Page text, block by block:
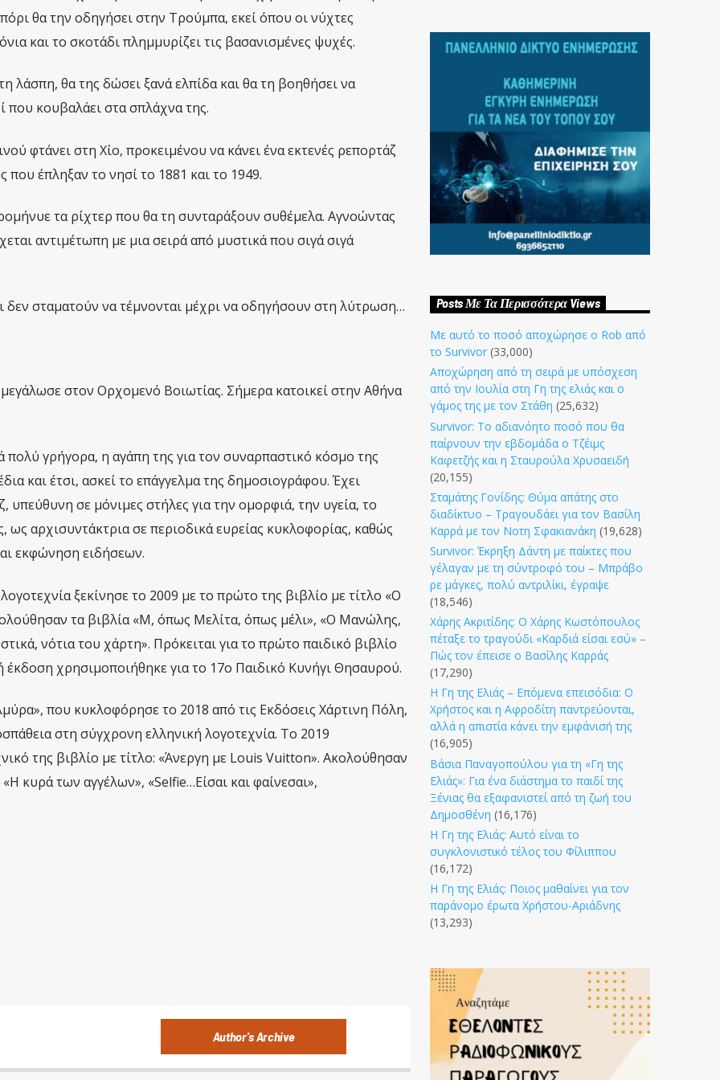
θα την οδηγήσει στην Τρούμπα, εκεί όπου οι νύχτες
και το σκοτάδι πλημμυρίζει τις βασανισμένες ψυχές.
λάσπη, θα της δώσει ξανά ελπίδα και θα τη βοηθήσει να
που κουβαλάει στα σπλάχνα της.
φτάνει στη Χίο, προκειμένου να κάνει ένα εκτενές ρεπορτάζ
που έπληξαν το νησί το 1881 και το 1949.
τα ρίχτερ που θα τη συνταράξουν συθέμελα. Αγνοώντας
αντιμέτωπη με μια σειρά από μυστικά που σιγά σιγά
δεν σταματούν να τέμνονται μέχρι να οδηγήσουν στη λύτρωση…
στον Ορχομενό Βοιωτίας. Σήμερα κατοικεί στην Αθήνα
πολύ γρήγορα, η αγάπη της για τον συναρπαστικό κόσμο της
και έτσι, ασκεί το επάγγελμα της δημοσιογράφου. Έχει
υπεύθυνη σε μόνιμες στήλες για την ομορφιά, την υγεία, το
ως αρχισυντάκτρια σε περιοδικά ευρείας κυκλοφορίας, καθώς
εκφώνηση ειδήσεων.
ξεκίνησε το 2009 με το πρώτο της βιβλίο με τίτλο «Ο
τα βιβλία «Μ, όπως Μελίτα, όπως μέλι», «Ο Μανώλης,
νότια του χάρτη». Πρόκειται για το πρώτο παιδικό βιβλίο
έκδοση χρησιμοποιήθηκε για το 17ο Παιδικό Κυνήγι Θησαυρού.
που κυκλοφόρησε το 2018 από τις Εκδόσεις Χάρτινη Πόλη,
στη σύγχρονη ελληνική λογοτεχνία. Το 2019
της βιβλίο με τίτλο: «Άνεργη με Louis Vuitton». Ακολούθησαν
κυρά των αγγέλων», «Selfie…Είσαι και φαίνεσαι»,
Author's Archive
Posts Με Τα Περισσότερα Views
Με αυτό το ποσό αποχώρησε ο Rob από
το Survivor (33,000)
Αποχώρηση από τη σειρά με υπόσχεση
από την Ιουλία στη Γη της ελιάς και ο
γάμος της με τον Στάθη (25,632)
Survivor: Το αδιανόητο ποσό που θα
παίρνουν την εβδομάδα ο Τζέιμς
Καφετζής και η Σταυρούλα Χρυσαειδή
(20,155)
Σταμάτης Γονίδης: Θύμα απάτης στο
διαδίκτυο – Τραγουδάει για τον Βασίλη
Καρρά με τον Νοτη Σφακιανάκη (19,628)
Survivor: Έκρηξη Δάντη με παίκτες που
γέλαγαν με τη σύντροφό του – Μπράβο
ρε μάγκες, πολύ αντριλίκι, έγραψε
(18,546)
Χάρης Ακριτίδης: Ο Χάρης Κωστόπουλος
πέταξε το τραγούδι «Καρδιά είσαι εσύ» –
Πώς τον έπεισε ο Βασίλης Καρράς
(17,290)
Η Γη της Ελιάς – Επόμενα επεισόδια: Ο
Χρήστος και η Αφροδίτη παντρεύονται,
αλλά η απιστία κάνει την εμφάνισή της
(16,905)
Βάσια Παναγοπούλου για τη «Γη της
Ελιάς»: Για ένα διάστημα το παιδί της
Ξένιας θα εξαφανιστεί από τη ζωή του
Δημοσθένη (16,176)
Η Γη της Ελιάς: Αυτό είναι το
συγκλονιστικό τέλος του Φίλιππου
(16,172)
Η Γη της Ελιάς: Ποιος μαθαίνει για τον
παράνομο έρωτα Χρήστου-Αριάδνης
(13,293)